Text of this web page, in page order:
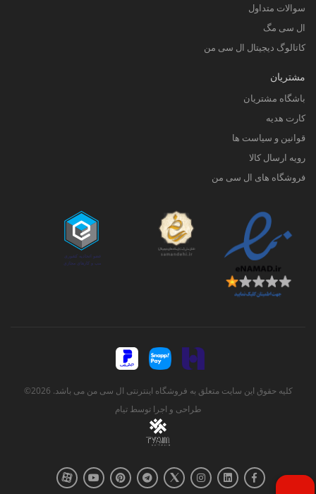
سوالات متداول
ال سی مگ
کاتالوگ دیجیتال ال سی من
مشتریان
باشگاه مشتریان
کارت هدیه
قوانین و سیاست ها
رویه ارسال کالا
فروشگاه های ال سی من
کلیه حقوق این سایت متعلق به فروشگاه اینترنتی ال سی من می باشد. 2026©
طراحی و اجرا توسطتیام